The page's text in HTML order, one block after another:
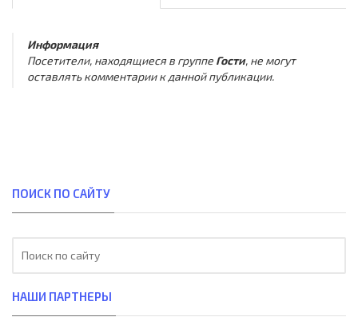
Информация
Посетители, находящиеся в группе Гости, не могут
оставлять комментарии к данной публикации.
ПОИСК ПО САЙТУ
НАШИ ПАРТНЕРЫ